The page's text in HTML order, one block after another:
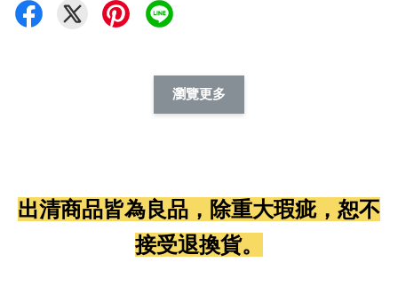
瀏覽更多
出清商品皆為良品，除重大瑕疵，恕不
接受退換貨。